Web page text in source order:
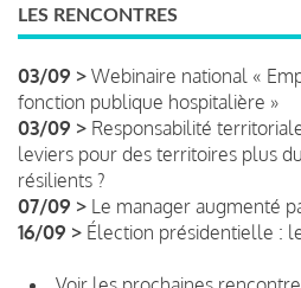
LES RENCONTRES
03/09 > Webinaire national «
fonction publique hospitalière »
03/09 > Responsabilité
leviers pour des territoires plus
résilients ?
07/09 > Le manager augmenté
16/09 > Élection présidentielle :